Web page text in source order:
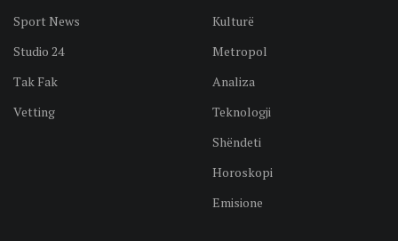
Sport News
Studio 24
Tak Fak
Vetting
Kulturë
Metropol
Analiza
Teknologji
Shëndeti
Horoskopi
Emisione